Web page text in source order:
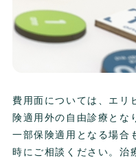
費用面については、エリ
険適用外の自由診療とな
一部保険適用となる場合
時にご相談ください。治